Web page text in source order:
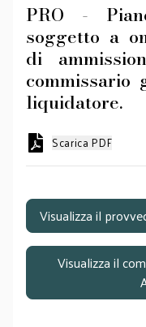
PRO -
soggetto a
di
liquidatore.
Scarica PDF
Visualizza il
Visualizza il